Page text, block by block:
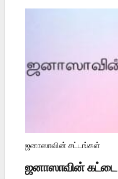
ஜனாஸாவின் சட்டங்கள்
ஜனாஸாவின்